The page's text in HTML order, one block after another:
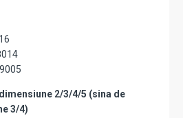
dimensiune 2/3/4/5 (sina de
3/4)